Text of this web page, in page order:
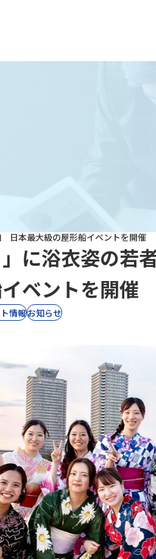
日本最大級の屋形船イベントを開催
」に浴衣姿の
ベントを開催
情報お知らせ